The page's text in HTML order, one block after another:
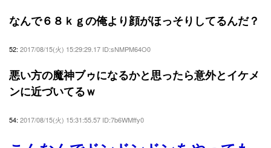
なんで６８ｋｇの俺より顔がほっそりしてるんだ？
52: 2017/08/15(火) 15:29:29.17 ID:sNMPM64O0
悪い方の魔神ブゥになるかと思ったら意外とイケメ
ンに近づいてるｗ
54: 2017/08/15(火) 15:31:55.57 ID:7b6WMffy0